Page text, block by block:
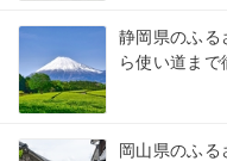
静岡県のふる
ら使い道まで
岡山県のふ